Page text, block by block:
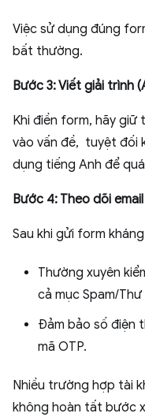
Việc sử dụng đúng
bất thường.
Bước 3: Viết giải trình
Khi điền form, hãy
vào vấn đề, tuyệt đối
dụng tiếng Anh để
Bước 4: Theo dõi
Sau khi gửi form
Thường xuyên
cả mục Spam/Thư
Đảm bảo số điện
mã OTP.
Nhiều trường hợp tài
không hoàn tất bước